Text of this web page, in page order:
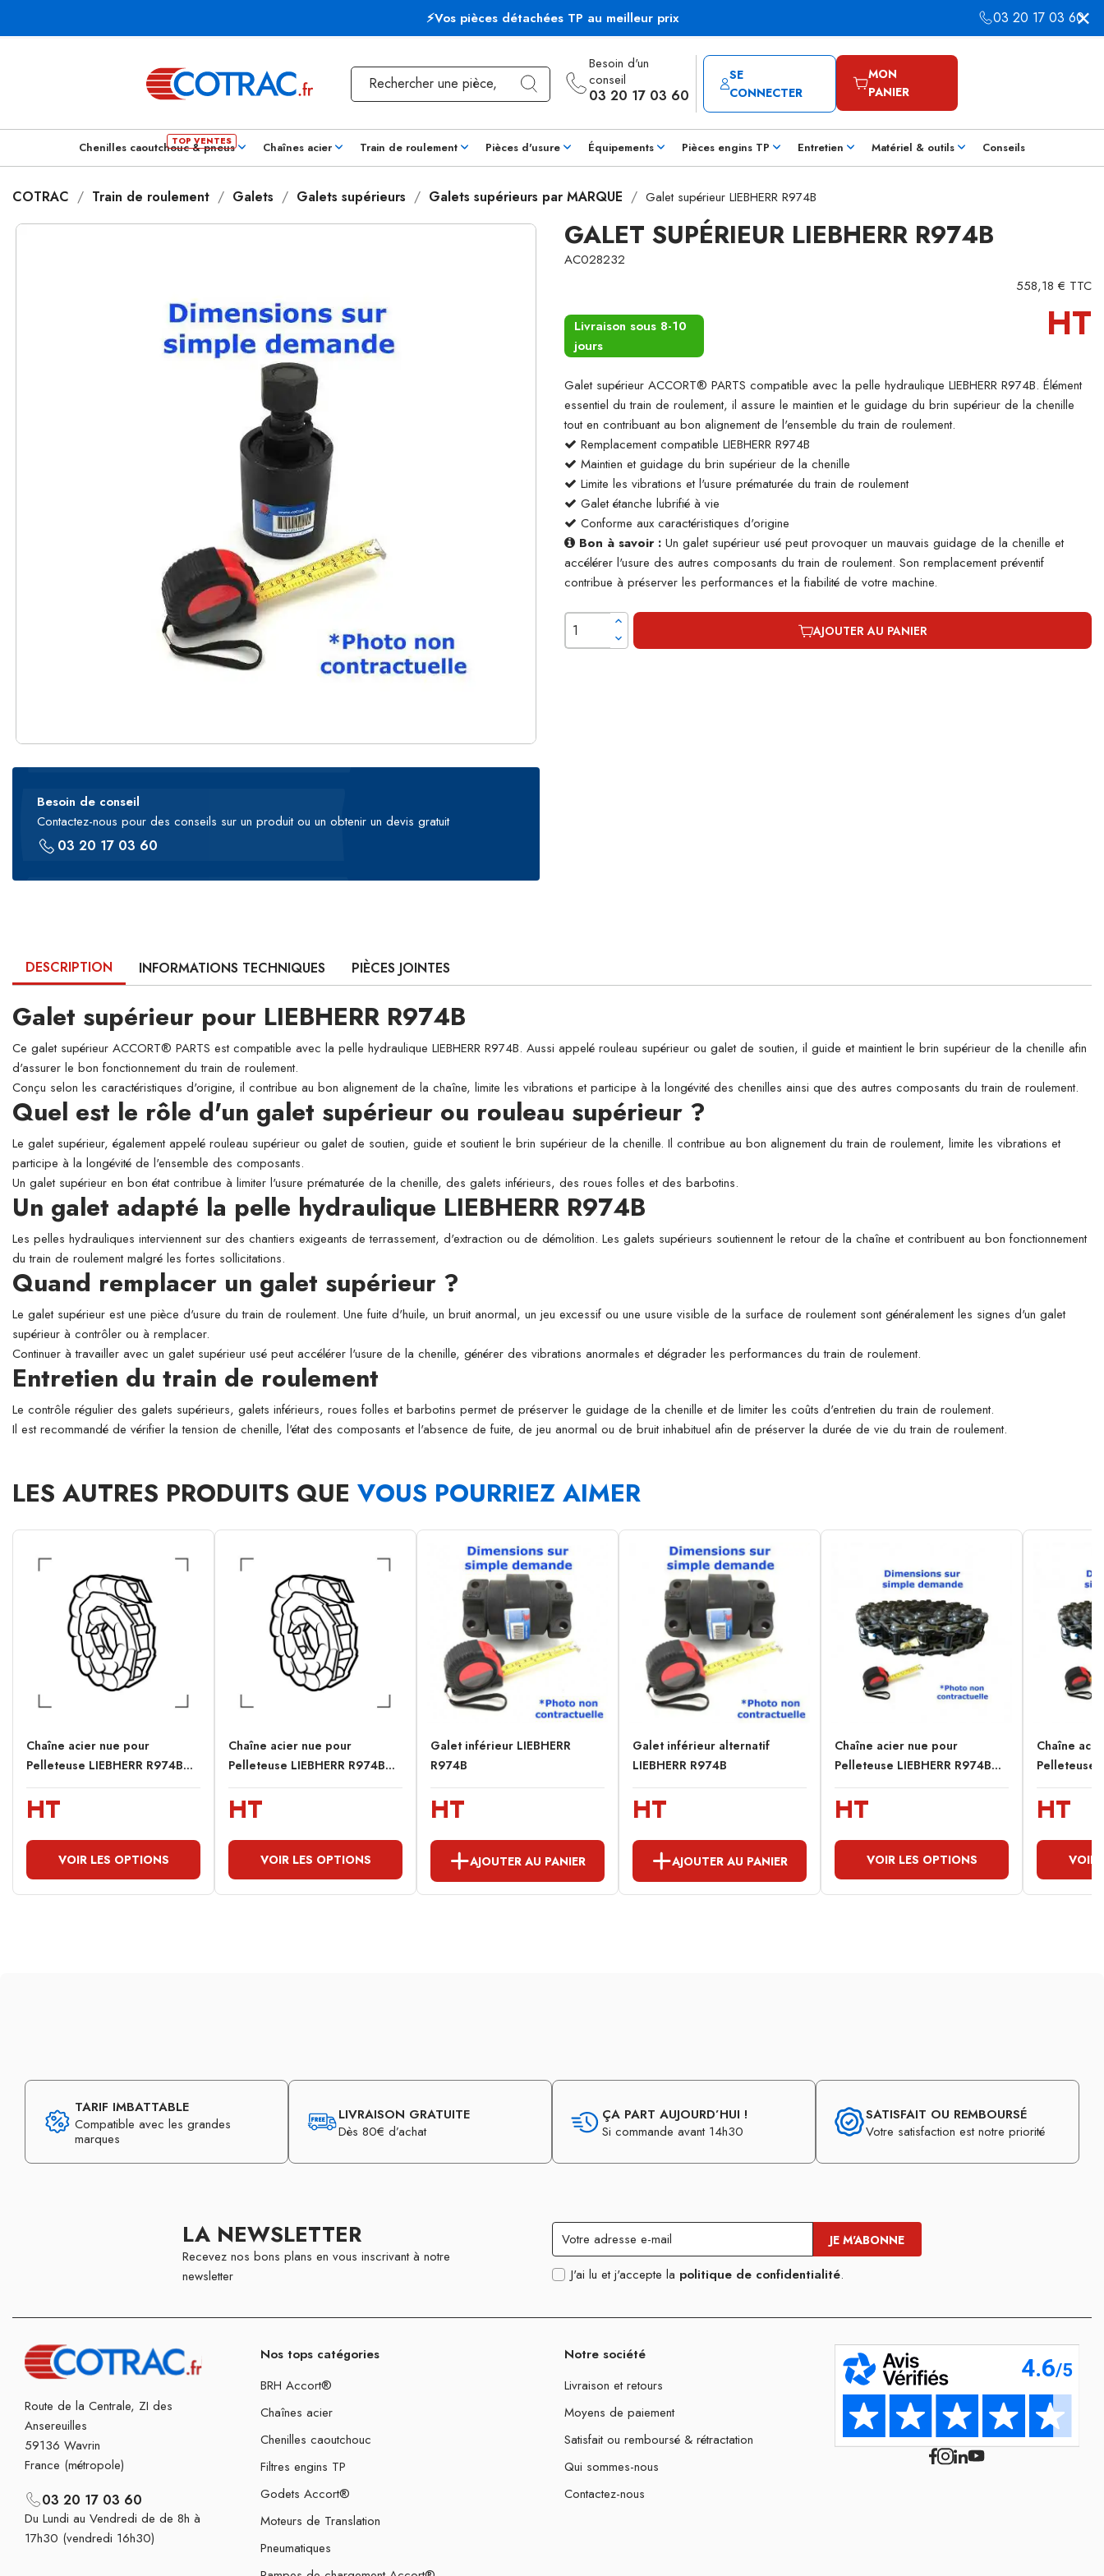
⚡Vos pièces détachées TP au meilleur prix 03 20 17 03 60
Besoin d'un
conseil
03 20 17 03 60
SE
CONNECTER
MON
PANIER
Chenilles caoutchouc & pneus Chaînes acier Train de roulement Pièces d'usure Équipements Pièces engins TP Entretien Matériel & outils Conseils
COTRAC Train de roulement Galets Galets supérieurs Galets supérieurs par MARQUE Galet supérieur LIEBHERR R974B
Besoin de conseil
Contactez-nous pour des conseils sur un produit ou un obtenir un devis gratuit
03 20 17 03 60
GALET SUPÉRIEUR LIEBHERR R974B
AC028232
558,18 € TTC
Livraison sous 8-10
jours
HT
Galet supérieur ACCORT® PARTS compatible avec la pelle hydraulique LIEBHERR R974B. Élément
essentiel du train de roulement, il assure le maintien et le guidage du brin supérieur de la chenille
tout en contribuant au bon alignement de l'ensemble du train de roulement.
Remplacement compatible LIEBHERR R974B
Maintien et guidage du brin supérieur de la chenille
Limite les vibrations et l'usure prématurée du train de roulement
Galet étanche lubrifié à vie
Conforme aux caractéristiques d'origine
Bon à savoir : Un galet supérieur usé peut provoquer un mauvais guidage de la chenille et
accélérer l'usure des autres composants du train de roulement. Son remplacement préventif
contribue à préserver les performances et la fiabilité de votre machine.
AJOUTER AU PANIER
DESCRIPTION INFORMATIONS TECHNIQUES PIÈCES JOINTES
Galet supérieur pour LIEBHERR R974B
Ce galet supérieur ACCORT® PARTS est compatible avec la pelle hydraulique LIEBHERR R974B. Aussi appelé rouleau supérieur ou galet de soutien, il guide et maintient le brin supérieur de la chenille afin
d'assurer le bon fonctionnement du train de roulement.
Conçu selon les caractéristiques d'origine, il contribue au bon alignement de la chaîne, limite les vibrations et participe à la longévité des chenilles ainsi que des autres composants du train de roulement.
Quel est le rôle d'un galet supérieur ou rouleau supérieur ?
Le galet supérieur, également appelé rouleau supérieur ou galet de soutien, guide et soutient le brin supérieur de la chenille. Il contribue au bon alignement du train de roulement, limite les vibrations et
participe à la longévité de l'ensemble des composants.
Un galet supérieur en bon état contribue à limiter l'usure prématurée de la chenille, des galets inférieurs, des roues folles et des barbotins.
Un galet adapté la pelle hydraulique LIEBHERR R974B
Les pelles hydrauliques interviennent sur des chantiers exigeants de terrassement, d'extraction ou de démolition. Les galets supérieurs soutiennent le retour de la chaîne et contribuent au bon fonctionnement
du train de roulement malgré les fortes sollicitations.
Quand remplacer un galet supérieur ?
Le galet supérieur est une pièce d'usure du train de roulement. Une fuite d'huile, un bruit anormal, un jeu excessif ou une usure visible de la surface de roulement sont généralement les signes d'un galet
supérieur à contrôler ou à remplacer.
Continuer à travailler avec un galet supérieur usé peut accélérer l'usure de la chenille, générer des vibrations anormales et dégrader les performances du train de roulement.
Entretien du train de roulement
Le contrôle régulier des galets supérieurs, galets inférieurs, roues folles et barbotins permet de préserver le guidage de la chenille et de limiter les coûts d'entretien du train de roulement.
Il est recommandé de vérifier la tension de chenille, l'état des composants et l'absence de fuite, de jeu anormal ou de bruit inhabituel afin de préserver la durée de vie du train de roulement.
LES AUTRES PRODUITS QUE VOUS POURRIEZ AIMER
Chaîne acier nue pour
Pelleteuse LIEBHERR R974B...
HT
VOIR LES OPTIONS
Chaîne acier nue pour
Pelleteuse LIEBHERR R974B...
HT
VOIR LES OPTIONS
Galet inférieur LIEBHERR
R974B
HT
AJOUTER AU PANIER
Galet inférieur alternatif
LIEBHERR R974B
HT
AJOUTER AU PANIER
Chaîne acier nue pour
Pelleteuse LIEBHERR R974B...
HT
VOIR LES OPTIONS
Chaîne
Pelleteuse
HT
VOIR
TARIF IMBATTABLE
Compatible avec les grandes
marques
LIVRAISON GRATUITE
Dès 80€ d’achat
ÇA PART AUJOURD’HUI !
Si commande avant 14h30
SATISFAIT OU REMBOURSÉ
Votre satisfaction est notre priorité
LA NEWSLETTER
Recevez nos bons plans en vous inscrivant à notre
newsletter
J'ai lu et j'accepte la politique de confidentialité.
Route de la Centrale, ZI des
Ansereuilles
59136 Wavrin
France (métropole)
03 20 17 03 60
Du Lundi au Vendredi de de 8h à
17h30 (vendredi 16h30)
Nos tops catégories
BRH Accort®
Chaînes acier
Chenilles caoutchouc
Filtres engins TP
Godets Accort®
Moteurs de Translation
Pneumatiques
Notre société
Livraison et retours
Moyens de paiement
Satisfait ou remboursé & rétractation
Qui sommes-nous
Contactez-nous